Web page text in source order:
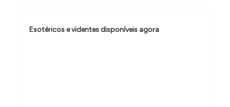
o
d
Esotéricos e videntes disponíveis agora